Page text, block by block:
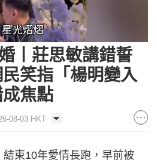
:
丨莊思敏講錯誓
笑指「楊明變入
焦點
08-03 HKT
束10年愛情長跑，早前被